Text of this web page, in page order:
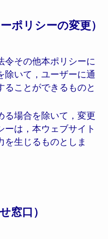
ポリシーの変更）
令その他本ポリシーに
除いて，ユーザーに通
ることができるものと
る場合を除いて，変更
ーは，本ウェブサイト
を生じるものとしま
窓口）